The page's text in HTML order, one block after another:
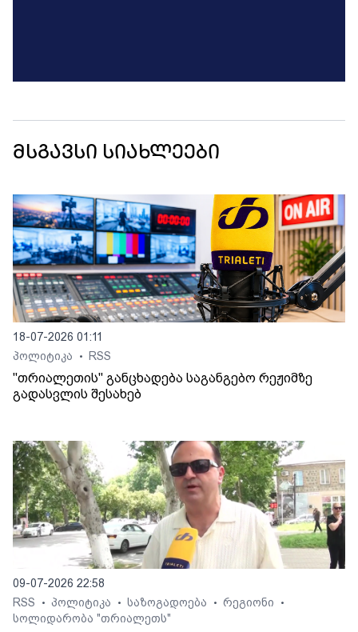
მსგავსი სიახლეები
18-07-2026 01:11
პოლიტიკა
• RSS
"თრიალეთის" განცხადება საგანგებო რეჟიმზე
გადასვლის შესახებ
09-07-2026 22:58
RSS
• პოლიტიკა • საზოგადოება • რეგიონი •
სოლიდარობა "თრიალეთს"